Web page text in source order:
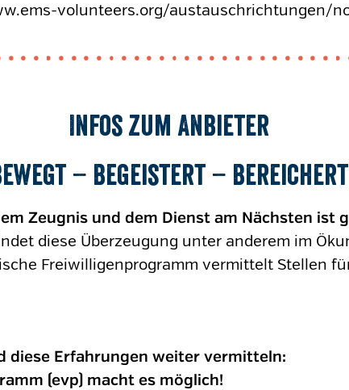
volunteers.org/austauschrichtungen/
Infos zum Anbieter
– Begeistert – Bereichert
Zeugnis und dem Dienst am Nächsten ist
diese Überzeugung unter anderem im
Freiwilligenprogramm vermittelt Stellen
diese Erfahrungen weiter vermitteln:
(evp) macht es möglich!